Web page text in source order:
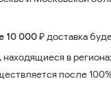
10 000 ₽доставка
находящиеся в
после